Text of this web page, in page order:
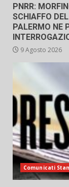
PNRR:
SCHIAFFO
PALERMO NE
9 Agosto 2026
Comunicati